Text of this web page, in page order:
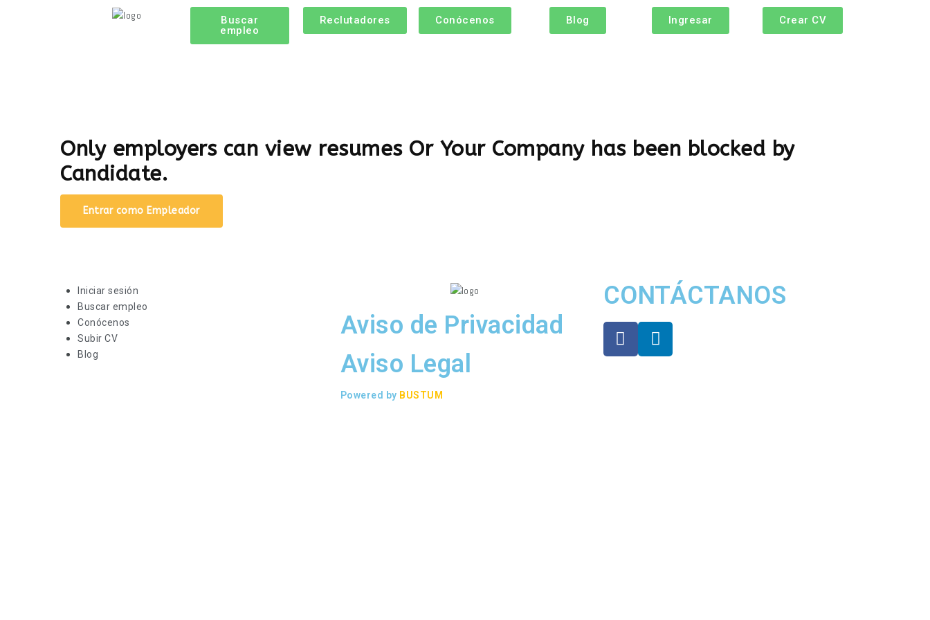
Buscar
empleo
Reclutadores Conócenos Blog Ingresar Crear CV
Only employers can view resumes Or Your Company has been blocked by
Candidate.
Entrar como Empleador
Iniciar sesión
Buscar empleo
Conócenos
Subir CV
Blog
Aviso de Privacidad
Aviso Legal
Powered by BUSTUM
CONTÁCTANOS